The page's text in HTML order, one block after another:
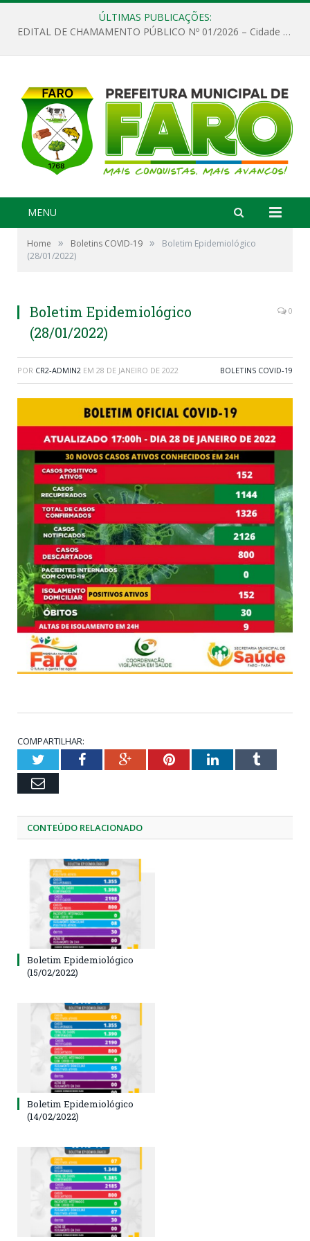
ÚLTIMAS PUBLICAÇÕES:
EDITAL DE CHAMAMENTO PÚBLICO Nº 01/2026 – Cidade de Faro
MENU
Home » Boletins COVID-19 »
Boletim Epidemiológico
(28/01/2022)
Boletim Epidemiológico
(28/01/2022)
0
POR CR2-ADMIN2 EM 28 DE JANEIRO DE 2022 BOLETINS COVID-19
COMPARTILHAR:
TwitterFacebookGoogle+PinterestLinkedInTumblr
Email
CONTEÚDO RELACIONADO
Boletim Epidemiológico
(15/02/2022)
Boletim Epidemiológico
(14/02/2022)